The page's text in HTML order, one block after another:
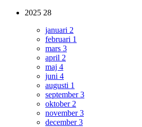
2025 28
januari 2
februari 1
mars 3
april 2
maj 4
juni 4
augusti 1
september3
oktober 2
november3
december3